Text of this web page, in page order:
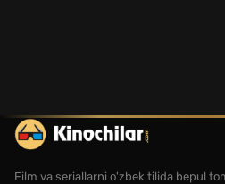
Film va seriallarni o'zbek tilida bepul